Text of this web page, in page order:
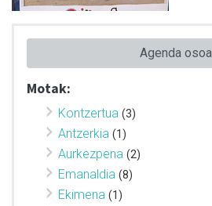
Agenda osoa
Motak:
Kontzertua (3)
Antzerkia (1)
Aurkezpena (2)
Emanaldia (8)
Ekimena (1)